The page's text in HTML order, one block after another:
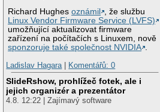
Richard Hughesoznámil
, že službu
Linux Vendor Firmware Service (LVFS)
umožňující aktualizovat firmware
zařízení na počítačích s Linuxem, nově
sponzoruje také společnost NVIDIA .
Ladislav Hagara| Komentářů: 0
SlideRshow, prohlížeč fotek, ale i
jejich organizér a prezentátor
4.8. 12:22 | Zajímavý software